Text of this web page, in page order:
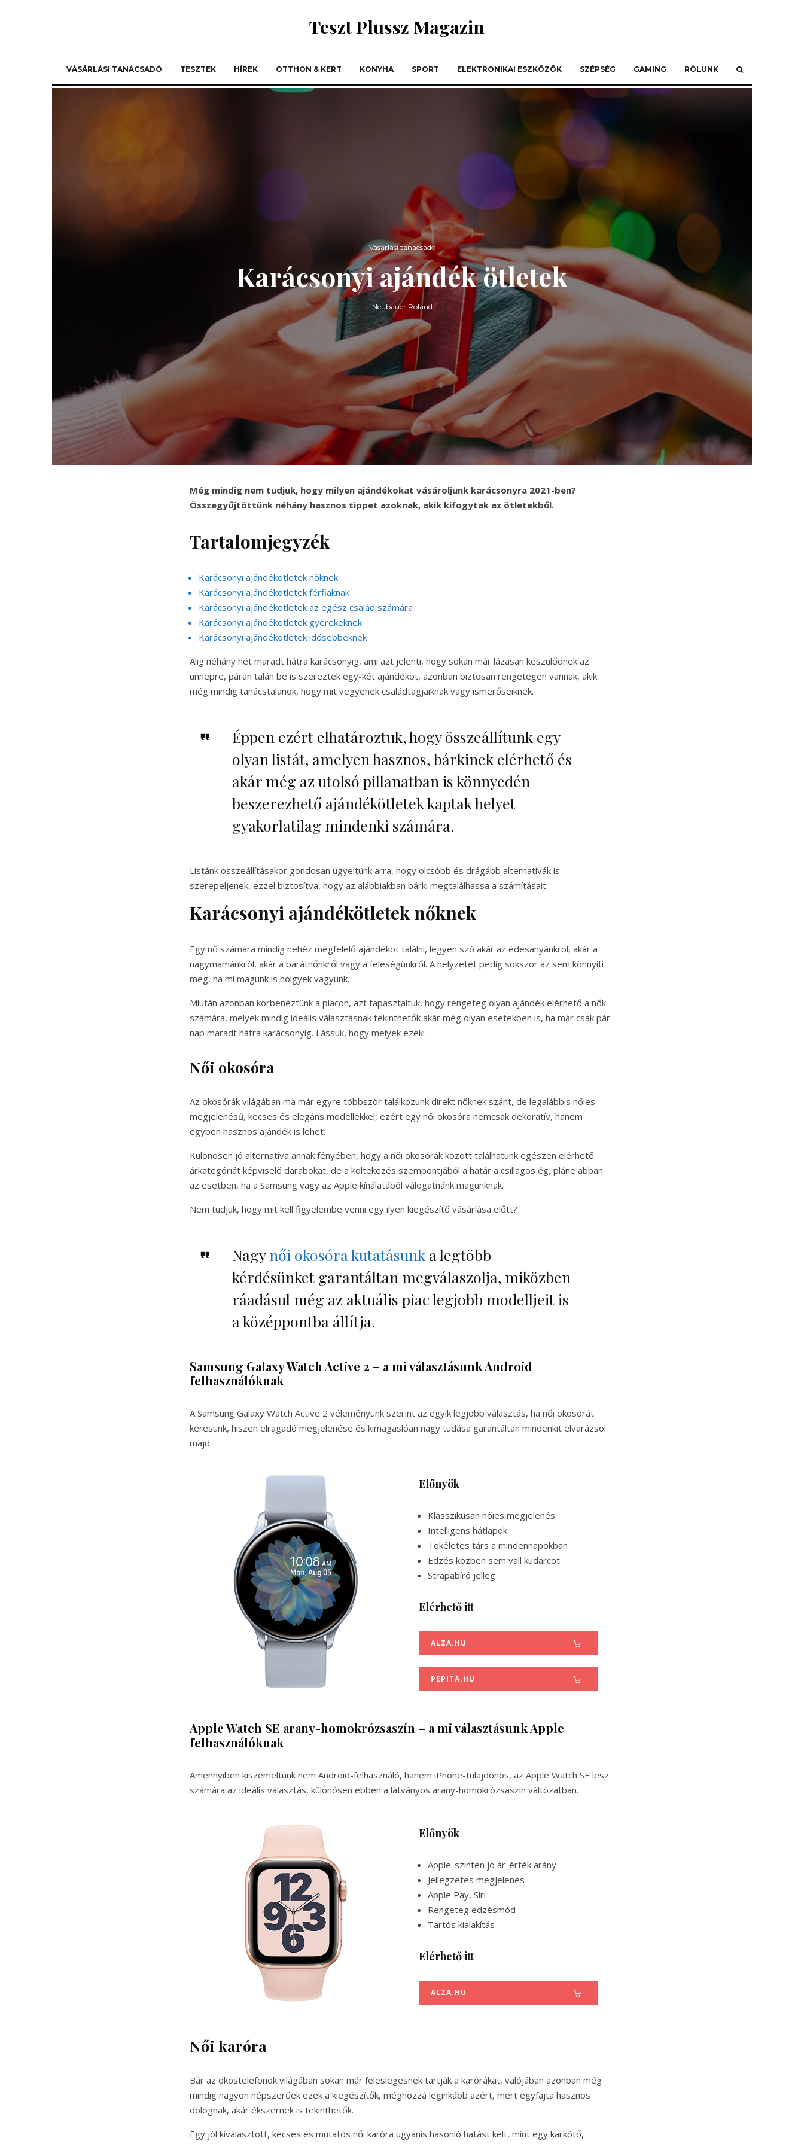
Teszt Plussz Magazin
VÁSÁRLÁSI TANÁCSADÓ TESZTEK HÍREK OTTHON & KERT KONYHA SPORT ELEKTRONIKAI ESZKÖZÖK SZÉPSÉG GAMING RÓLUNK
Vásárlási tanácsadó
Karácsonyi ajándék ötletek
Neubauer Roland
Még mindig nem tudjuk, hogy milyen ajándékokat vásároljunk karácsonyra 2021-ben?
Összegyűjtöttünk néhány hasznos tippet azoknak, akik kifogytak az ötletekből.
Tartalomjegyzék
Karácsonyi ajándékötletek nőknek
Karácsonyi ajándékötletek férfiaknak
Karácsonyi ajándékötletek az egész család számára
Karácsonyi ajándékötletek gyerekeknek
Karácsonyi ajándékötletek idősebbeknek
Alig néhány hét maradt hátra karácsonyig, ami azt jelenti, hogy sokan már lázasan készülődnek az
ünnepre, páran talán be is szereztek egy-két ajándékot, azonban biztosan rengetegen vannak, akik
még mindig tanácstalanok, hogy mit vegyenek családtagjaiknak vagy ismerőseiknek.
Éppen ezért elhatároztuk, hogy összeállítunk egy
olyan listát, amelyen hasznos, bárkinek elérhető és
akár még az utolsó pillanatban is könnyedén
beszerezhető ajándékötletek kaptak helyet
gyakorlatilag mindenki számára.
Listánk összeállításakor gondosan ügyeltünk arra, hogy olcsóbb és drágább alternatívák is
szerepeljenek, ezzel biztosítva, hogy az alábbiakban bárki megtalálhassa a számításait.
Karácsonyi ajándékötletek nőknek
Egy nő számára mindig nehéz megfelelő ajándékot találni, legyen szó akár az édesanyánkról, akár a
nagymamánkról, akár a barátnőnkről vagy a feleségünkről. A helyzetet pedig sokszor az sem könnyíti
meg, ha mi magunk is hölgyek vagyunk.
Miután azonban körbenéztünk a piacon, azt tapasztaltuk, hogy rengeteg olyan ajándék elérhető a nők
számára, melyek mindig ideális választásnak tekinthetők akár még olyan esetekben is, ha már csak pár
nap maradt hátra karácsonyig. Lássuk, hogy melyek ezek!
Női okosóra
Az okosórák világában ma már egyre többször találkozunk direkt nőknek szánt, de legalábbis nőies
megjelenésű, kecses és elegáns modellekkel, ezért egy női okosóra nemcsak dekoratív, hanem
egyben hasznos ajándék is lehet.
Különösen jó alternatíva annak fényében, hogy a női okosórák között találhatunk egészen elérhető
árkategóriát képviselő darabokat, de a költekezés szempontjából a határ a csillagos ég, pláne abban
az esetben, ha a Samsung vagy az Apple kínálatából válogatnánk magunknak.
Nem tudjuk, hogy mit kell figyelembe venni egy ilyen kiegészítő vásárlása előtt?
Nagynői okosóra kutatásunk a legtöbb
kérdésünket garantáltan megválaszolja, miközben
ráadásul még az aktuális piac legjobb modelljeit is
a középpontba állítja.
Samsung Galaxy Watch Active 2 – a mi választásunk Android
felhasználóknak
A Samsung Galaxy Watch Active 2 véleményünk szerint az egyik legjobb választás, ha női okosórát
keresünk, hiszen elragadó megjelenése és kimagaslóan nagy tudása garantáltan mindenkit elvarázsol
majd.
Előnyök
Klasszikusan nőies megjelenés
Intelligens hátlapok
Tökéletes társ a mindennapokban
Edzés közben sem vall kudarcot
Strapabíró jelleg
Elérhető itt
ALZA.HU
PEPITA.HU
Apple Watch SE arany-homokrózsaszín – a mi választásunk Apple
felhasználóknak
Amennyiben kiszemeltünk nem Android-felhasználó, hanem iPhone-tulajdonos, az Apple Watch SE lesz
számára az ideális választás, különösen ebben a látványos arany-homokrózsaszín változatban.
Előnyök
Apple-szinten jó ár-érték arány
Jellegzetes megjelenés
Apple Pay, Siri
Rengeteg edzésmód
Tartós kialakítás
Elérhető itt
ALZA.HU
Női karóra
Bár az okostelefonok világában sokan már feleslegesnek tartják a karórákat, valójában azonban még
mindig nagyon népszerűek ezek a kiegészítők, méghozzá leginkább azért, mert egyfajta hasznos
dolognak, akár ékszernek is tekinthetők.
Egy jól kiválasztott, kecses és mutatós női karóra ugyanis hasonló hatást kelt, mint egy karkötő,